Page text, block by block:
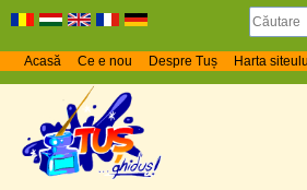
Acasă Ce e nou Despre Tuș Harta